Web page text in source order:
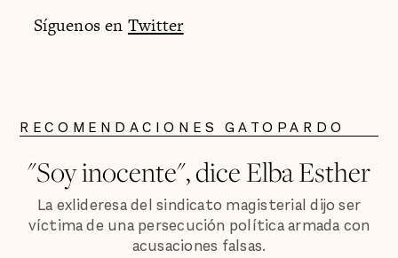
Síguenos en Twitter
RECOMENDACIONES GATOPARDO
"Soy inocente", dice Elba Esther
La exlideresa del sindicato magisterial dijo ser
víctima de una persecución política armada con
acusaciones falsas.